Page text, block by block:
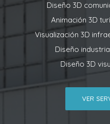
Diseño 3D
Animación 3D
Visualización 3D
Diseño
Diseño 3D
VER